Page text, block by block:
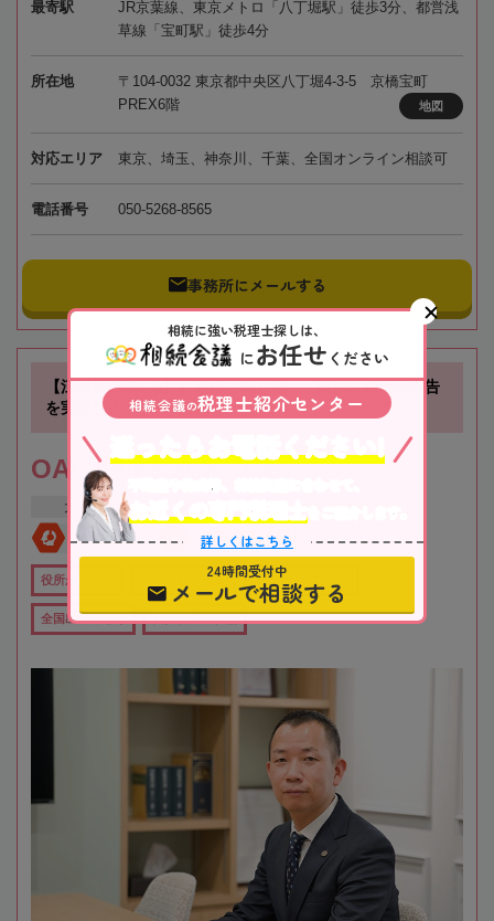
最寄駅
JR京葉線、東京メトロ「八丁堀駅」徒歩3分、都営浅
草線「宝町駅」徒歩4分
所在地
〒104-0032 東京都中央区八丁堀4-3-5 京橋宝町
PREX6階
地図
対応エリア 東京、埼玉、神奈川、千葉、全国オンライン相談可
電話番号 050-5268-8565
事務所にメールする
【江坂駅徒歩1分】お客様に寄り添い、確かな相続税申告
を実現します！
OAG税理士法人 大阪
大阪府
全国対応 初回相談無料
役所から近い 在籍数10名以上 オンライン相談可
全国出張対応可 女性税理士在籍
相続に強い税理士探しは、
にお任せ ください
相続会議の税理士紹介センター
不動産や株式等、相続資産に合わせて、
お近くの専門税理士
をご紹介します。
詳しくはこちら
24時間受付中
メールで相談する